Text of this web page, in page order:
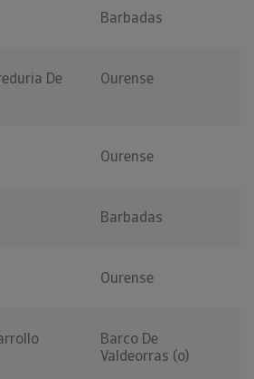
Barbadas
De
Ourense
Ourense
Barbadas
Ourense
Barco De
Valdeorras (o)